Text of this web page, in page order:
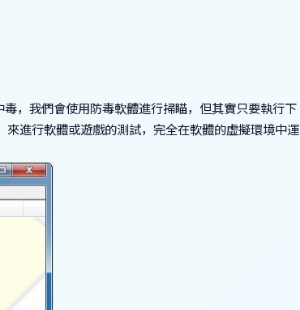
，我們會使用防毒軟體進行掃瞄，但其實只要執行下
進行軟體或遊戲的測試，完全在軟體的虛擬環境中運